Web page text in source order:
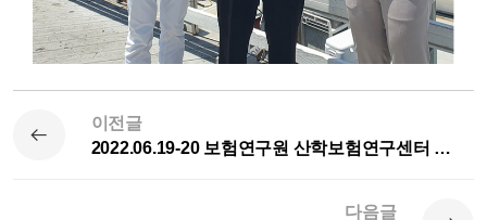
이전글
2022.06.19-20 보험연구원 산학보험연구센터 워크샵 개최
다음글